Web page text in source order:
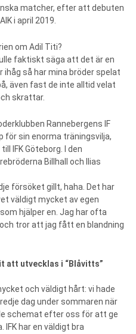
matcher, efter att debuten
i april 2019.
om Adil Titi?
faktiskt säga att det är en
ihåg så har mina bröder spelat
även fast de inte alltid velat
skrattar.
Rannebergens IF
för sin enorma träningsvilja,
IFK Göteborg. I den
Billhall och Ilias
försöket gillt, haha. Det har
väldigt mycket av egen
hjälper en. Jag har ofta
tror att jag fått en blandning
att utvecklas i “Blåvitts”
och väldigt hårt: vi hade
dag under sommaren när
schemat efter oss för att ge
har en väldigt bra